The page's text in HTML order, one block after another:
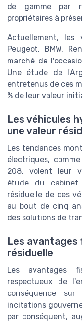
de gamme par
propriétaires à
Actuellement, les
Peugeot, BMW,
marché de
Une étude de
entretenus de ces
% de leur valeur
Les véhicules
une valeur
Les tendances
électriques,
208, voient leur
étude du
résiduelle de ces
au bout de cinq
des solutions de
Les avantages
résiduelle
Les avantages
respectueux de
conséquence
incitations
par conséquent,